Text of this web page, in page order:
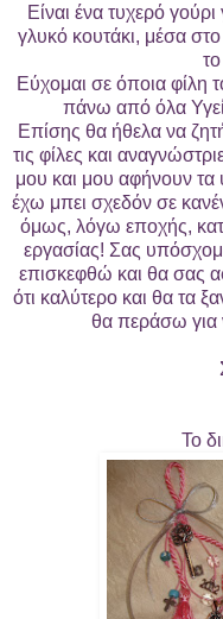
Είναι ένα τυχερό
γλυκό κουτάκι, μέσα
Εύχομαι σε όποια φίλη
πάνω από όλα
Επίσης θα ήθελα να
τις φίλες και
μου και μου αφήνουν
έχω μπει σχεδόν σε
όμως, λόγω εποχής,
εργασίας! Σας
επισκεφθώ και θα σας
ότι καλύτερο και θα τα
θα περάσω για
Το